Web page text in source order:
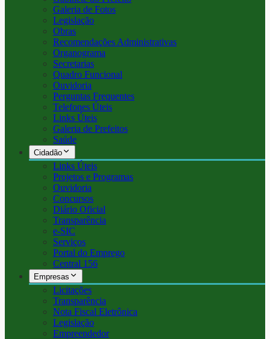
Galeria de Fotos
Legislação
Obras
Recomendações Administrativas
Organograma
Secretarias
Quadro Funcional
Ouvidoria
Perguntas Frequentes
Telefones Úteis
Links Úteis
Galeria de Prefeitos
Saúde
Cidadão
Links Úteis
Projetos e Programas
Ouvidoria
Concursos
Diário Oficial
Transparência
e-SIC
Serviços
Portal do Emprego
Central 156
Empresas
Licitações
Transparência
Nota Fiscal Eletrônica
Legislação
Empreendedor